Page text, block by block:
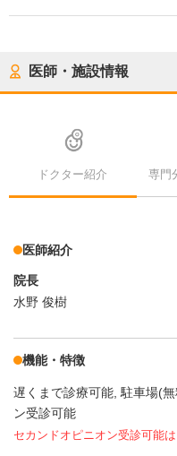
医師・施設情報
ドクター紹介 専門
医師紹介
院長
水野 俊樹
機能・特徴
遅くまで診療可能 駐車場(
ン受診可能
セカンドオピニオン受診可能